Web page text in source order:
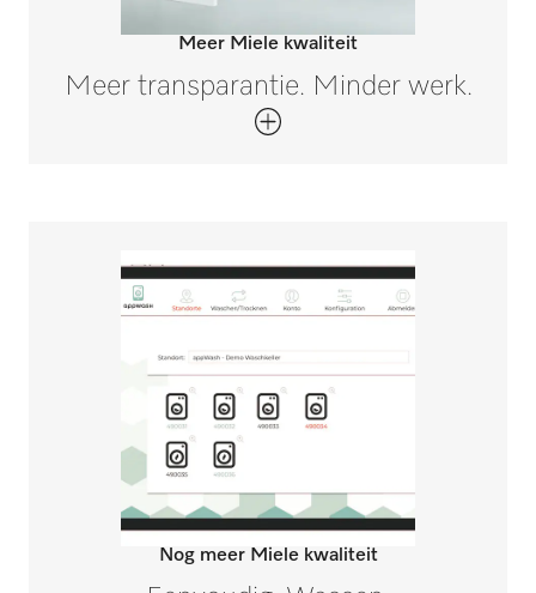
Meer Miele kwaliteit
Meer transparantie. Minder werk.
Nog meer Miele kwaliteit